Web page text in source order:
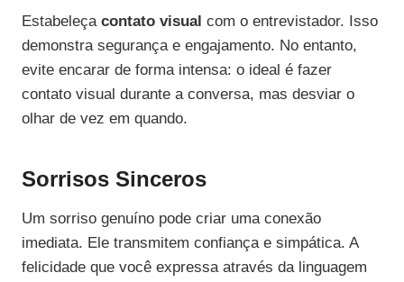
Estabeleça contato visual com o entrevistador. Isso
demonstra segurança e engajamento. No entanto,
evite encarar de forma intensa: o ideal é fazer
contato visual durante a conversa, mas desviar o
olhar de vez em quando.
Sorrisos Sinceros
Um sorriso genuíno pode criar uma conexão
imediata. Ele transmitem confiança e simpática. A
felicidade que você expressa através da linguagem